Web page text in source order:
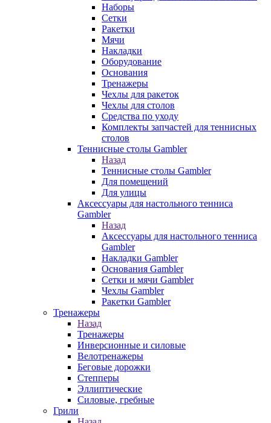
Наборы
Сетки
Ракетки
Мячи
Накладки
Оборудование
Основания
Тренажеры
Чехлы для ракеток
Чехлы для столов
Средства по уходу
Комплекты запчастей для теннисных
столов
Теннисные столы Gambler
Назад
Теннисные столы Gambler
Для помещений
Для улицы
Аксессуары для настольного тенниса
Gambler
Назад
Аксессуары для настольного тенниса
Gambler
Накладки Gambler
Основания Gambler
Сетки и мячи Gambler
Чехлы Gambler
Ракетки Gambler
Тренажеры
Назад
Тренажеры
Инверсионные и силовые
Велотренажеры
Беговые дорожки
Степперы
Эллиптические
Силовые, гребные
Грили